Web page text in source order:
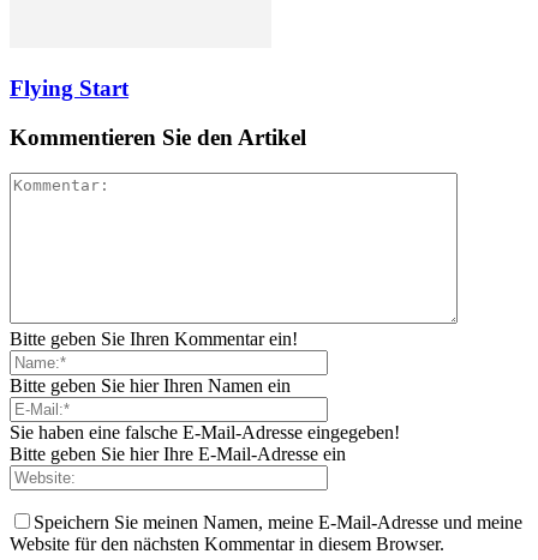
Flying Start
Kommentieren Sie den Artikel
Bitte geben Sie Ihren Kommentar ein!
Bitte geben Sie hier Ihren Namen ein
Sie haben eine falsche E-Mail-Adresse eingegeben!
Bitte geben Sie hier Ihre E-Mail-Adresse ein
Speichern Sie meinen Namen, meine E-Mail-Adresse und meine
Website für den nächsten Kommentar in diesem Browser.